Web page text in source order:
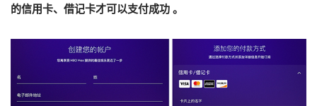
的信用卡、借记卡才可以支付成功 。